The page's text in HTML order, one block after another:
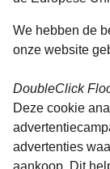
We hebben de
onze website
DoubleClick
Deze cookie
advertenties
aankoop. Dit